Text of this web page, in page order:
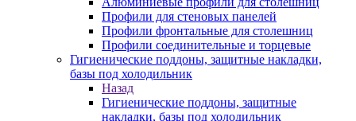
Профили для стеновых панелей
Профили фронтальные для столешниц
Профили соединительные и торцевые
Гигиенические поддоны, защитные накладки,
базы под холодильник
Назад
Гигиенические поддоны, защитные
накладки, базы под холодильник